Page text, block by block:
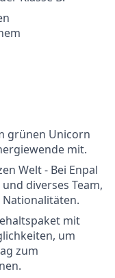
grünen Unicorn
mit.
Welt - Bei Enpal
diverses Team,
mit
um
zum